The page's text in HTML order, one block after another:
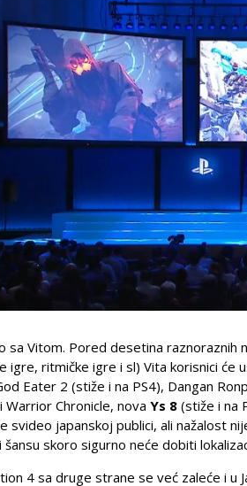
sa Vitom. Pored desetina raznoraznih
igre, ritmičke igre i sl) Vita korisnici će
Eater 2 (stiže i na PS4), Dangan
Warrior Chronicle, nova Ys 8 (stiže i na
svideo japanskoj publici, ali nažalost
šansu skoro sigurno neće dobiti
4 sa druge strane se već zaleće i u